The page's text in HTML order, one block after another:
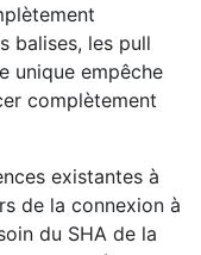
balises, les pull
unique empêche
complètement
existantes à
de la connexion à
du SHA de la